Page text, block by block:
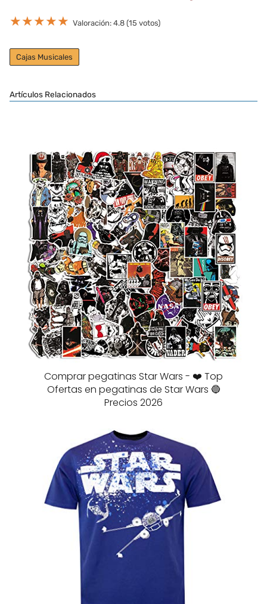
★★★★★ Valoración: 4.8 (15 votos)
Cajas Musicales
Artículos Relacionados
Comprar pegatinas Star Wars - ❤️ Top
Ofertas en pegatinas de Star Wars 🔵
Precios 2026